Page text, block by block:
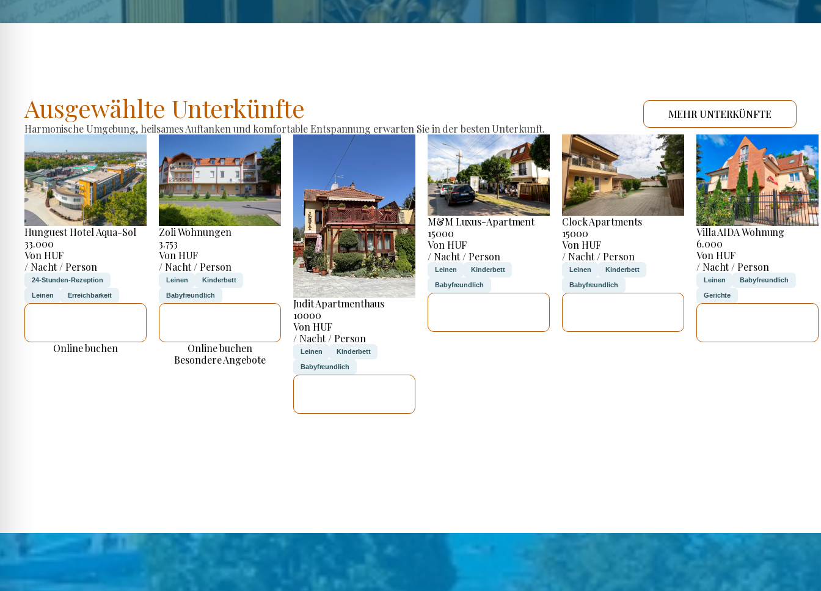
Ausgewählte Unterkünfte
Harmonische Umgebung, heilsames Auftanken und komfortable Entspannung erwarten Sie in der besten Unterkunft.
MEHR UNTERKÜNFTE
Hunguest Hotel Aqua-Sol
33.000
Von HUF
/ Nacht / Person
24-Stunden-Rezeption
Leinen Erreichbarkeit
Online buchen
Zoli Wohnungen
3.753
Von HUF
/ Nacht / Person
Leinen Kinderbett
Babyfreundlich
Online buchen
Besondere Angebote
Judit Apartmenthaus
10000
Von HUF
/ Nacht / Person
Leinen Kinderbett
Babyfreundlich
M&M Luxus-Apartment
15000
Von HUF
/ Nacht / Person
Leinen Kinderbett
Babyfreundlich
Clock Apartments
15000
Von HUF
/ Nacht / Person
Leinen Kinderbett
Babyfreundlich
Villa AIDA Wohnung
6.000
Von HUF
/ Nacht / Person
Leinen Babyfreundlich
Gerichte